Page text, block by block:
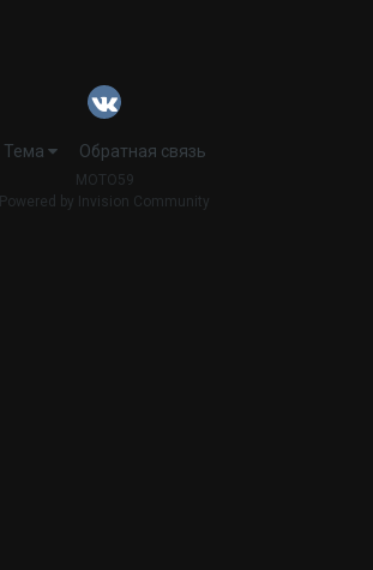
Тема Обратная связь
MOTO59
Powered by Invision Community